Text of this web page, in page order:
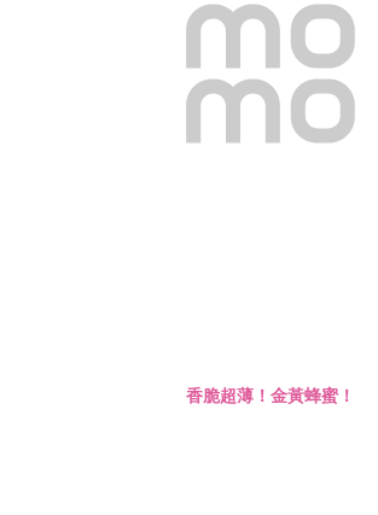
香脆超薄！金黃蜂蜜！